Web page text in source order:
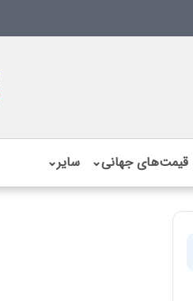
قیمت‌های جهانی⌄ سایر⌄